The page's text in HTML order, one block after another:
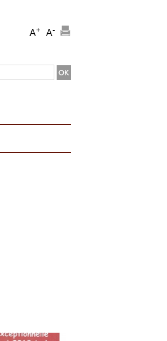
A+ A-